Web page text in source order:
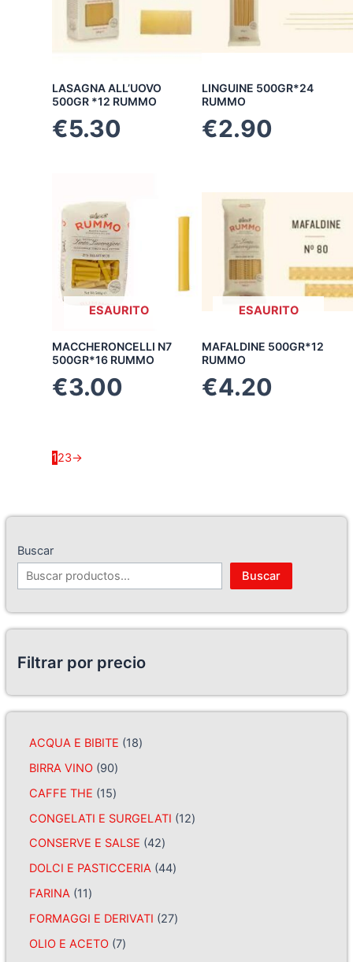
Buscar
Buscar
Filtrar por precio
ACQUA E BIBITE
18
BIRRA VINO 90
CAFFE THE
15
CONGELATI E SURGELATI
12
CONSERVE E SALSE 42
DOLCI E PASTICCERIA 44
FARINA 11
FORMAGGI E DERIVATI
27
OLIO E ACETO 7
LASAGNA ALL’UOVO
500GR *12 RUMMO
€5.30
LINGUINE 500GR*24
RUMMO
€2.90
ESAURITO
MACCHERONCELLI N7
500GR*16 RUMMO
€3.00
ESAURITO
MAFALDINE 500GR*12
RUMMO
€4.20
123→